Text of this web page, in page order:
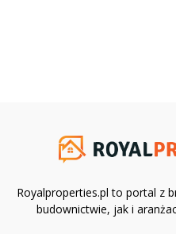
Royalproperties.pl to portal z
budownictwie, jak i